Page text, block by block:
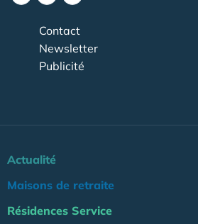
Contact
Newsletter
Publicité
Actualité
Maisons de retraite
Résidences Service